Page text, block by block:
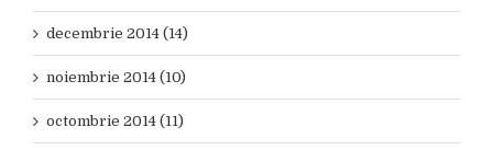
decembrie 2014 (14)
noiembrie 2014 (10)
octombrie 2014 (11)